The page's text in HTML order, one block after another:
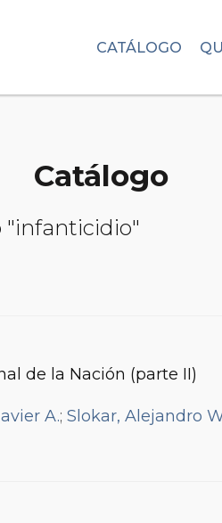
CATÁLOGO
Catálogo
"infanticidio"
de la Nación (parte II)
A.; Slokar, Alejandro